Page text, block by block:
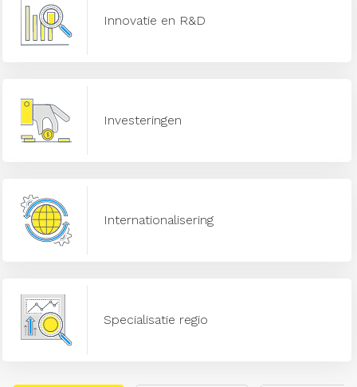
Innovatie en R&D
Investeringen
Internationalisering
Specialisatie regio